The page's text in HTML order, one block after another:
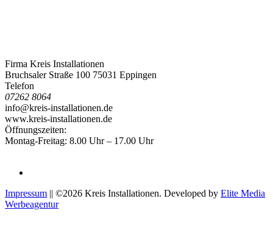
Firma Kreis Installationen
Bruchsaler Straße 100 75031 Eppingen
Telefon
07262 8064
info@kreis-installationen.de
www.kreis-installationen.de
Öffnungszeiten:
Montag-Freitag: 8.00 Uhr – 17.00 Uhr
Impressum || ©2026 Kreis Installationen. Developed by Elite Media
Werbeagentur